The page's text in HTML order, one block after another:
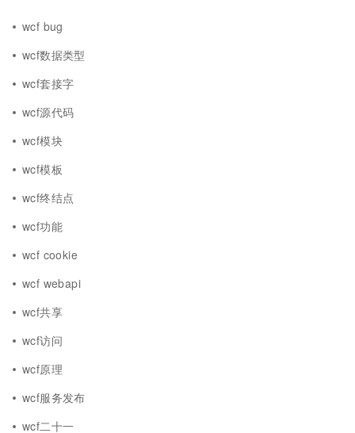
wcf bug
wcf数据类型
wcf套接字
wcf源代码
wcf模块
wcf模板
wcf终结点
wcf功能
wcf cookie
wcf webapi
wcf共享
wcf访问
wcf原理
wcf服务发布
wcf二十一